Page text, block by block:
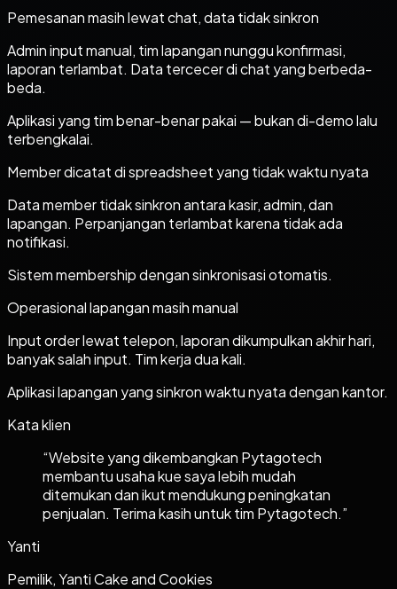
Pemesanan masih lewat chat, data tidak sinkron
Admin input manual, tim lapangan nunggu konfirmasi,
laporan terlambat. Data tercecer di chat yang berbeda-
beda.
Aplikasi yang tim benar-benar pakai — bukan di-demo lalu
terbengkalai.
Member dicatat di spreadsheet yang tidak waktu nyata
Data member tidak sinkron antara kasir, admin, dan
lapangan. Perpanjangan terlambat karena tidak ada
notifikasi.
Sistem membership dengan sinkronisasi otomatis.
Operasional lapangan masih manual
Input order lewat telepon, laporan dikumpulkan akhir hari,
banyak salah input. Tim kerja dua kali.
Aplikasi lapangan yang sinkron waktu nyata dengan kantor.
Kata klien
“Website yang dikembangkan Pytagotech
membantu usaha kue saya lebih mudah
ditemukan dan ikut mendukung peningkatan
penjualan. Terima kasih untuk tim Pytagotech.”
Yanti
Pemilik, Yanti Cake and Cookies